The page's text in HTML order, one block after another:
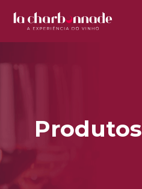
Produtos